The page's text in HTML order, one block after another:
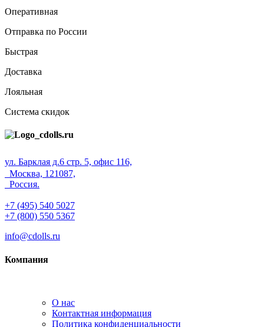
Оперативная
Отправка по России
Быстрая
Доставка
Лояльная
Система скидок
ул. Барклая д.6 стр. 5, офис 116,
Москва, 121087,
Россия.
+7 (495) 540 5027
+7 (800) 550 5367
info@cdolls.ru
Компания
О нас
Контактная информация
Политика конфиденциальности